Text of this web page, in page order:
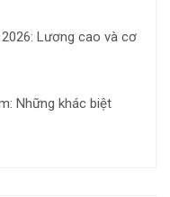
Lương cao và cơ
Những khác biệt